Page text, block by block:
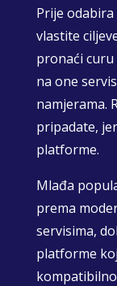
Prije
vlastite
pronaći curu
na one
namjerama.
pripadate,
platforme.
Mlađa
prema
servisima,
platforme